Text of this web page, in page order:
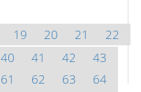
19 20 21
22
40 41 42
43
61 62 63
64